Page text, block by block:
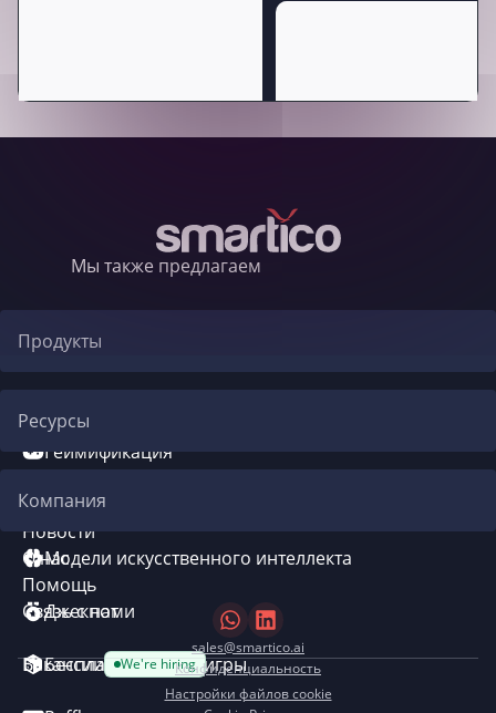
Мы также предлагаем
Продукты
Геймификация
Система бонусов
Модели искусственного интеллекта
Джекпот
Бесплатные мини-игры
Ресурсы
Новости
Помощь
Компания
О нас
Связь с нами
Вакансии We're hiring
Настройки файлов cookie
Конфиденциальность
sales@smartico.ai